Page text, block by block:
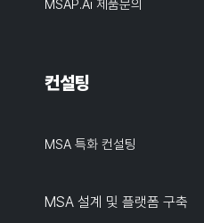
MSAP.ai 제품문의
컨설팅
MSA 특화 컨설팅
MSA 설계 및 플랫폼 구축